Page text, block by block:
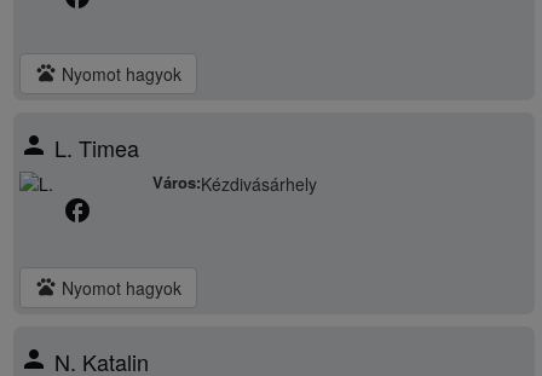
pets Nyomot hagyok
person L. Timea
Város:Kézdivásárhely
facebook
pets Nyomot hagyok
person N. Katalin